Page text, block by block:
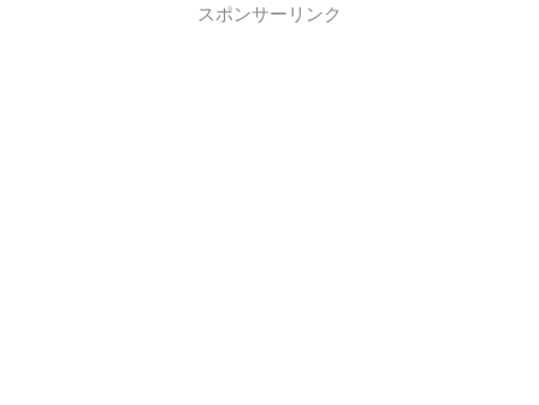
スポンサーリンク